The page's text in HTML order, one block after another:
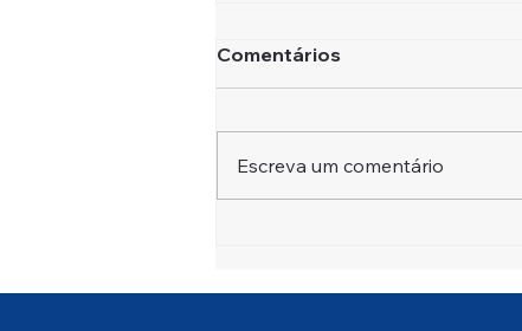
início do ano letivo 2026–
Comentários
Escreva um comentário